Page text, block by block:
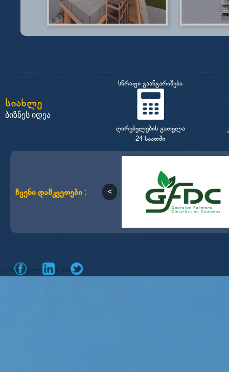
სიახლე
ბიზნეს იდეა
სწრაფი გაანგარიშება
ღირებულების გათვლა
24 საათში
ჩვენი დამკვეთები :
დამზადებულია mone.ge მიერ